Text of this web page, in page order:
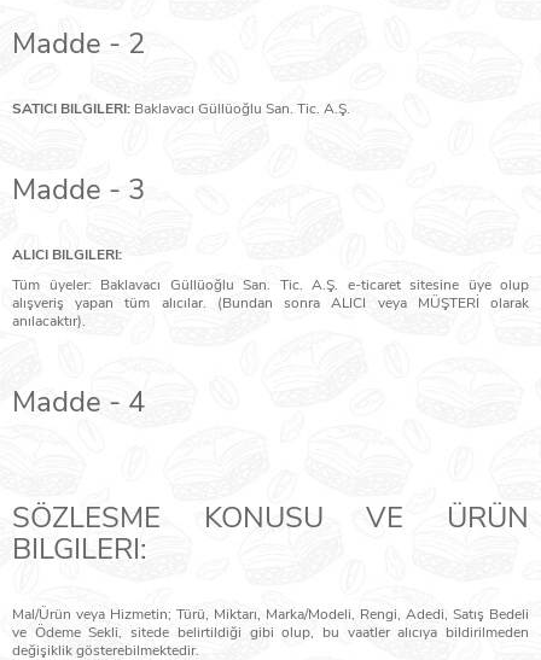
Madde - 2
SATICI BILGILERI: Baklavacı Güllüoğlu San. Tic. A.Ş.
Madde - 3
ALICI BILGILERI:
Tüm üyeler: Baklavacı Güllüoğlu San. Tic. A.Ş. e-ticaret sitesine üye olup
alışveriş yapan tüm alıcılar. (Bundan sonra ALICI veya MÜŞTERİ olarak
anılacaktır).
Madde - 4
SÖZLESME KONUSU VE ÜRÜN
BILGILERI:
Mal/Ürün veya Hizmetin; Türü, Miktarı, Marka/Modeli, Rengi, Adedi, Satış Bedeli
ve Ödeme Sekli, sitede belirtildiği gibi olup, bu vaatler alıcıya bildirilmeden
değişiklik gösterebilmektedir.